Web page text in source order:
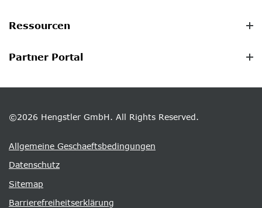
Ressourcen
Partner Portal
©2026 Hengstler GmbH. All Rights Reserved.
Allgemeine Geschaeftsbedingungen
Datenschutz
Sitemap
Barrierefreiheitserklärung